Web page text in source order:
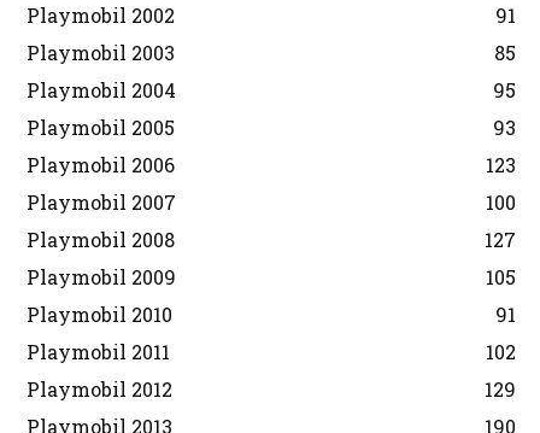
Playmobil 2002
91
Playmobil 2003
85
Playmobil 2004
95
Playmobil 2005
93
Playmobil 2006
123
Playmobil 2007
100
Playmobil 2008
127
Playmobil 2009
105
Playmobil 2010
91
Playmobil 2011
102
Playmobil 2012
129
Playmobil 2013
190